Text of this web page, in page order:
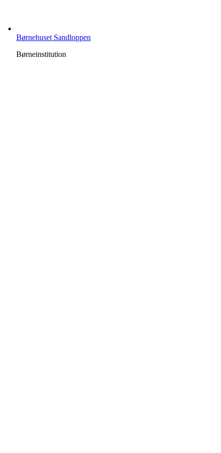
Børnehuset Sandloppen
Børneinstitution